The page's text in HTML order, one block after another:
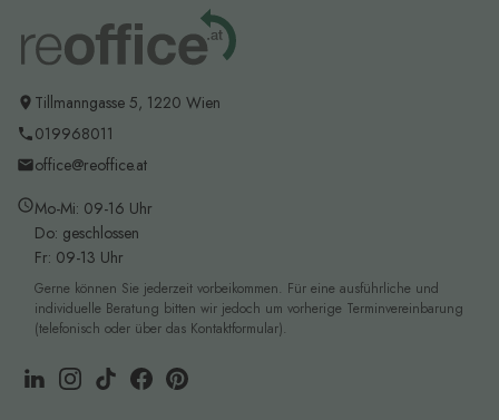
Tillmanngasse 5, 1220 Wien
019968011
office@reoffice.at
Mo-Mi: 09-16 Uhr
Do: geschlossen
Fr: 09-13 Uhr
Gerne können Sie jederzeit vorbeikommen. Für eine ausführliche und
individuelle Beratung bitten wir jedoch um vorherige Terminvereinbarung
(telefonisch oder über das Kontaktformular).